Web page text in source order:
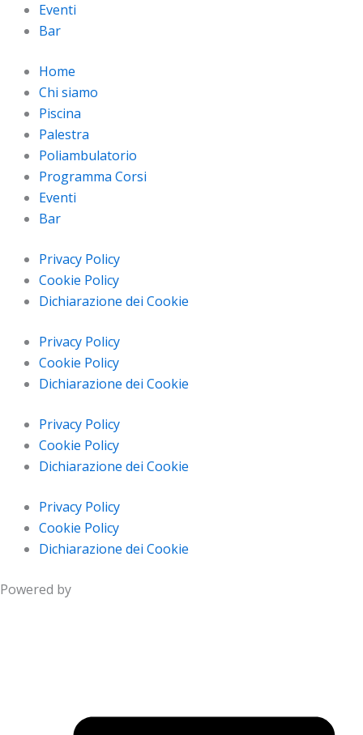
Eventi
Bar
Home
Chi siamo
Piscina
Palestra
Poliambulatorio
Programma Corsi
Eventi
Bar
Privacy Policy
Cookie Policy
Dichiarazione dei Cookie
Privacy Policy
Cookie Policy
Dichiarazione dei Cookie
Privacy Policy
Cookie Policy
Dichiarazione dei Cookie
Privacy Policy
Cookie Policy
Dichiarazione dei Cookie
Powered by